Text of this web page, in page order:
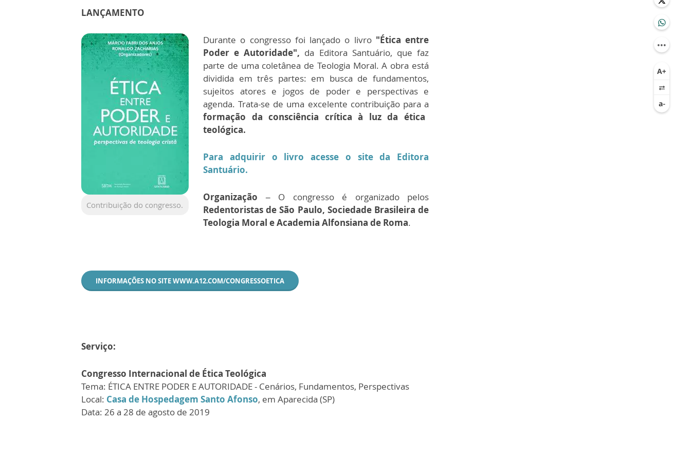
LANÇAMENTO
Contribuição do congresso.
Durante o congresso foi lançado o livro "Ética entre
Poder e Autoridade", da Editora Santuário, que faz
parte de uma coletânea de Teologia Moral. A obra está
dividida em três partes: em busca de fundamentos,
sujeitos atores e jogos de poder e perspectivas e
agenda. Trata-se de uma excelente contribuição para a
formação da consciência crítica à luz da ética
teológica.
Para adquirir o livro acesse o site da Editora
Santuário.
Organização –O congresso é organizado pelos
Redentoristas de São Paulo, Sociedade Brasileira de
Teologia Moral e Academia Alfonsiana de Roma.
INFORMAÇÕES NO SITE WWW.A12.COM/CONGRESSOETICA
Serviço:
Congresso Internacional de Ética Teológica
Tema: ÉTICA ENTRE PODER E AUTORIDADE - Cenários, Fundamentos, Perspectivas
Local: Casa de Hospedagem Santo Afonso, em Aparecida (SP)
Data: 26 a 28 de agosto de 2019